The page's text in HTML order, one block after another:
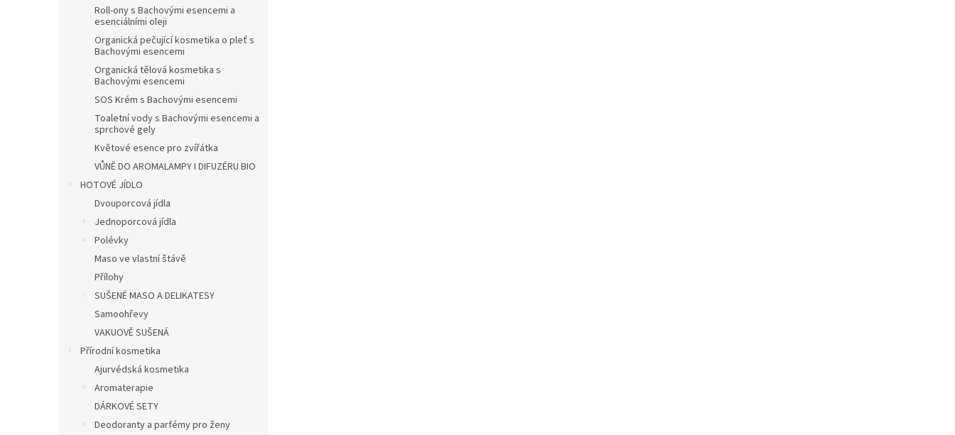
Roll-ony s Bachovými esencemi a
esenciálními oleji
Organická pečující kosmetika o pleť s
Bachovými esencemi
Organická tělová kosmetika s
Bachovými esencemi
SOS Krém s Bachovými esencemi
Toaletní vody s Bachovými esencemi a
sprchové gely
Květové esence pro zvířátka
VŮNĚ DO AROMALAMPY I DIFUZÉRU BIO
HOTOVÉ JÍDLO
Dvouporcová jídla
Jednoporcová jídla
Polévky
Maso ve vlastní štávě
Přílohy
SUŠENÉ MASO A DELIKATESY
Samoohřevy
VAKUOVĚ SUŠENÁ
Přírodní kosmetika
Ajurvédská kosmetika
Aromaterapie
DÁRKOVÉ SETY
Deodoranty a parfémy pro ženy